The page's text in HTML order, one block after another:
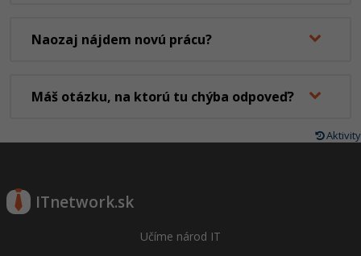
Naozaj nájdem novú prácu?
Máš otázku, na ktorú tu chýba odpoveď?
Aktivity
ITnetwork.sk
Učíme národ IT